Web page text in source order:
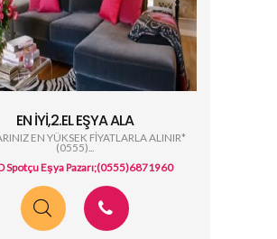
EN İYİ,2.EL EŞYA ALA
EN YÜKSEK FİYATLARLA ALINIR*
(0555)...
Spotçu Eşya Pazarı;(0555)6871960